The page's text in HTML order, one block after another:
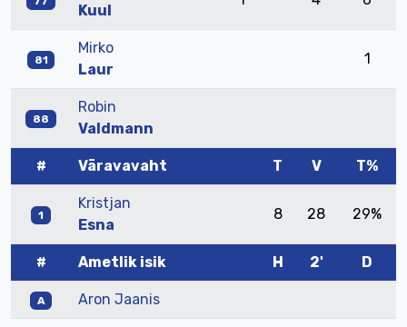
Kuul
81
Mirko
Laur
1
88
Robin
Valdmann
# Väravavaht T V T%
1
Kristjan
Esna
8 28 29%
# Ametlik isik H 2' D
A Aron Jaanis